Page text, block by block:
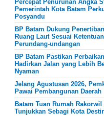
Percepat Penurunan Angka
Pemerintah Kota Batam
Posyandu
BP Batam Dukung
Ruang Laut Sesuai
Perundang-undangan
BP Batam Pastikan
Hadirkan Jalan yang Lebih
Nyaman
Jelang Agustusan 2026,
Pawai Pembangunan Daerah
Batam Tuan Rumah
Tunjukkan Sebagi Kota